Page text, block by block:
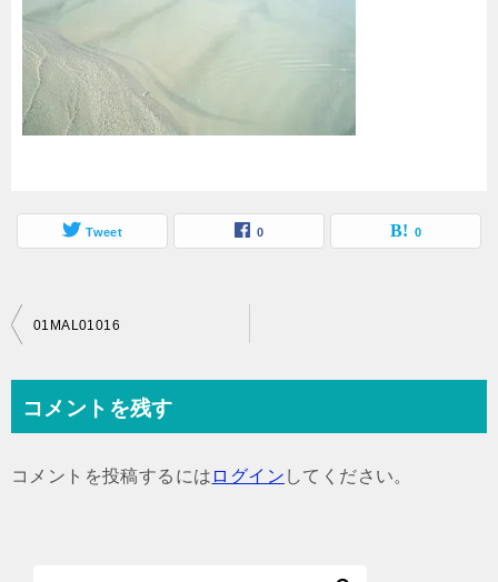
Tweet 0 0
投
ビ
01MAL01016
コメントを残す
コメントを投稿するには ログイン してください。